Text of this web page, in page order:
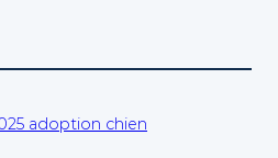
adoption chien